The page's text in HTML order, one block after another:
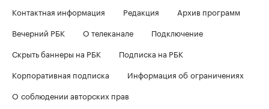
Контактная информация Редакция
Архив программ
Вечерний РБК
О телеканале
Подключение
Скрыть баннеры на РБК
Подписка на РБК
Корпоративная подписка
Информация об ограничениях
О соблюдении авторских прав